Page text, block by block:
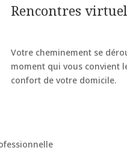
Rencontres
Votre cheminement se
moment qui vous convient
confort de votre domicile.